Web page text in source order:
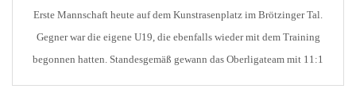
Erste Mannschaft heute auf dem Kunstrasenplatz im Brötzinger Tal.
Gegner war die eigene U19, die ebenfalls wieder mit dem Training
begonnen hatten. Standesgemäß gewann das Oberligateam mit 11:1